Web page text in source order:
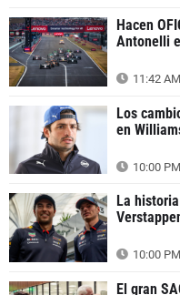
Hacen
Antonelli
11:42 AM
Los
en
10:00 PM
La
10:00 PM
El gran